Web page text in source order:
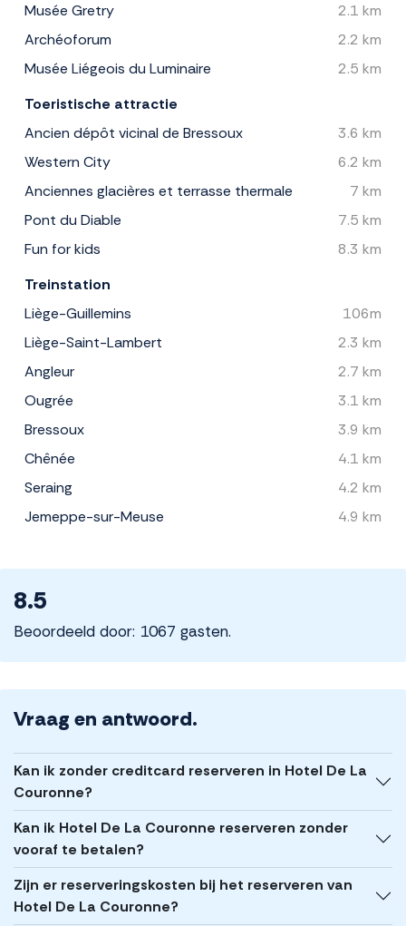
Musée Gretry
2.1 km
Archéoforum
2.2 km
Musée Liégeois du Luminaire
2.5 km
Toeristische attractie
Ancien dépôt vicinal de Bressoux
3.6 km
Western City
6.2 km
Anciennes glacières et terrasse thermale
7 km
Pont du Diable
7.5 km
Fun for kids
8.3 km
Treinstation
Liège-Guillemins
106m
Liège-Saint-Lambert
2.3 km
Angleur
2.7 km
Ougrée
3.1 km
Bressoux
3.9 km
Chênée
4.1 km
Seraing
4.2 km
Jemeppe-sur-Meuse
4.9 km
8.5
Beoordeeld door: 1067 gasten.
Vraag en antwoord.
Kan ik zonder creditcard reserveren in Hotel De La
Couronne?
Kan ik Hotel De La Couronne reserveren zonder
vooraf te betalen?
Zijn er reserveringskosten bij het reserveren van
Hotel De La Couronne?